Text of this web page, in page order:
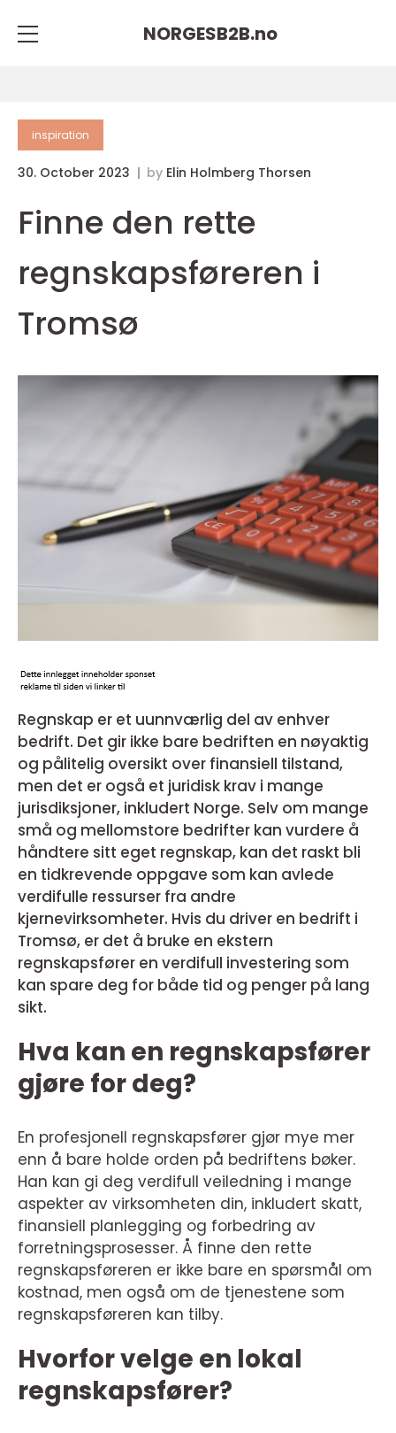
NORGESB2B.no
inspiration
30. October 2023 by Elin Holmberg Thorsen
Finne den rette
regnskapsføreren i
Tromsø
Regnskap er et uunnværlig del av enhver
bedrift. Det gir ikke bare bedriften en nøyaktig
og pålitelig oversikt over finansiell tilstand,
men det er også et juridisk krav i mange
jurisdiksjoner, inkludert Norge. Selv om mange
små og mellomstore bedrifter kan vurdere å
håndtere sitt eget regnskap, kan det raskt bli
en tidkrevende oppgave som kan avlede
verdifulle ressurser fra andre
kjernevirksomheter. Hvis du driver en bedrift i
Tromsø, er det å bruke en ekstern
regnskapsfører en verdifull investering som
kan spare deg for både tid og penger på lang
sikt.
Hva kan en regnskapsfører
gjøre for deg?
En profesjonell regnskapsfører gjør mye mer
enn å bare holde orden på bedriftens bøker.
Han kan gi deg verdifull veiledning i mange
aspekter av virksomheten din, inkludert skatt,
finansiell planlegging og forbedring av
forretningsprosesser. Å finne den rette
regnskapsføreren er ikke bare en spørsmål om
kostnad, men også om de tjenestene som
regnskapsføreren kan tilby.
Hvorfor velge en lokal
regnskapsfører?